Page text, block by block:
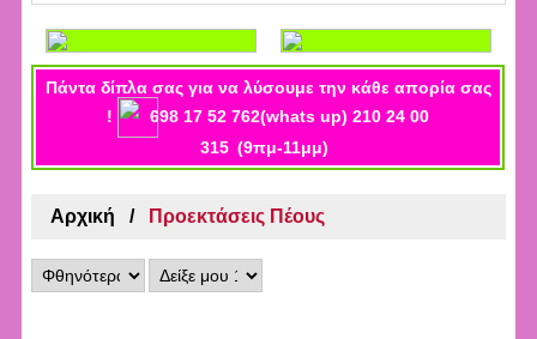
Πάντα δίπλα σας για να λύσουμε την κάθε απορία σας
!
698 17 52 762(whats up) 210 24 00
315 (9πμ-11μμ)
Αρχική Προεκτάσεις Πέους